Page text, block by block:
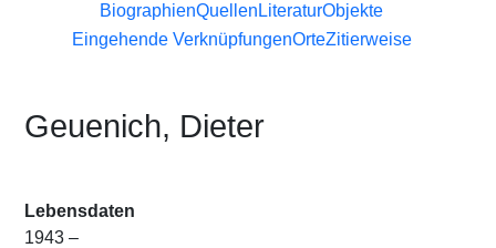
BiographienQuellen LiteraturObjekte
Eingehende VerknüpfungenOrteZitierweise
Geuenich, Dieter
Lebensdaten
1943 –